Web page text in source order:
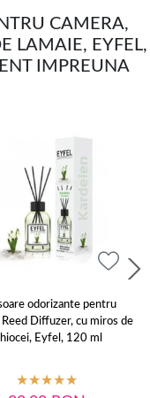
CAMERA,
LAMAIE, EYFEL,
IMPREUNA
odorizante pentru
Reed Diffuzer, cu miros de
Eyfel, 120 ml